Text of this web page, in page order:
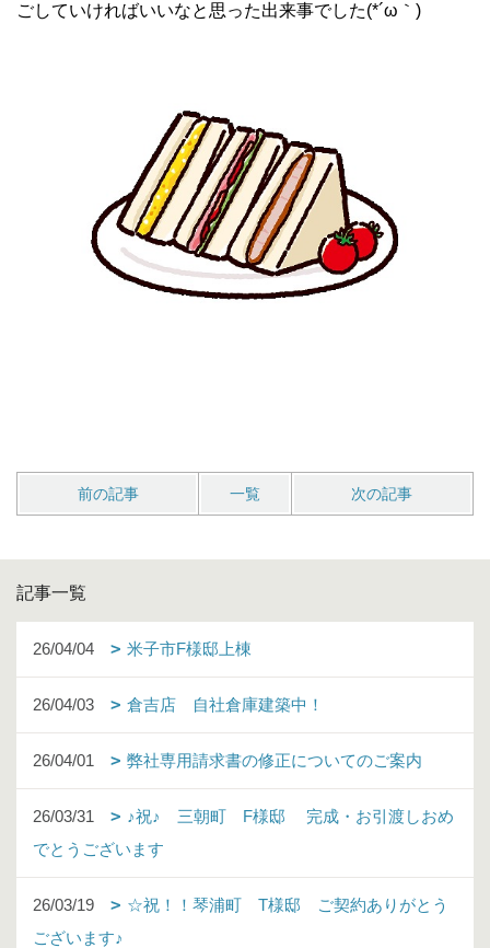
ごしていければいいなと思った出来事でした(*´ω｀)
前の記事 一覧 次の記事
記事一覧
26/04/04 米子市F様邸上棟
26/04/03 倉吉店 自社倉庫建築中！
26/04/01 弊社専用請求書の修正についてのご案内
26/03/31
♪祝♪ 三朝町 F様邸 完成・お引渡しおめ
でとうございます
26/03/19
☆祝！！琴浦町 T様邸 ご契約ありがとう
ございます♪